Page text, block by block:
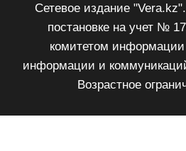
Сетевое издание
постановке на учет №
комитетом
информации и
Возрастное